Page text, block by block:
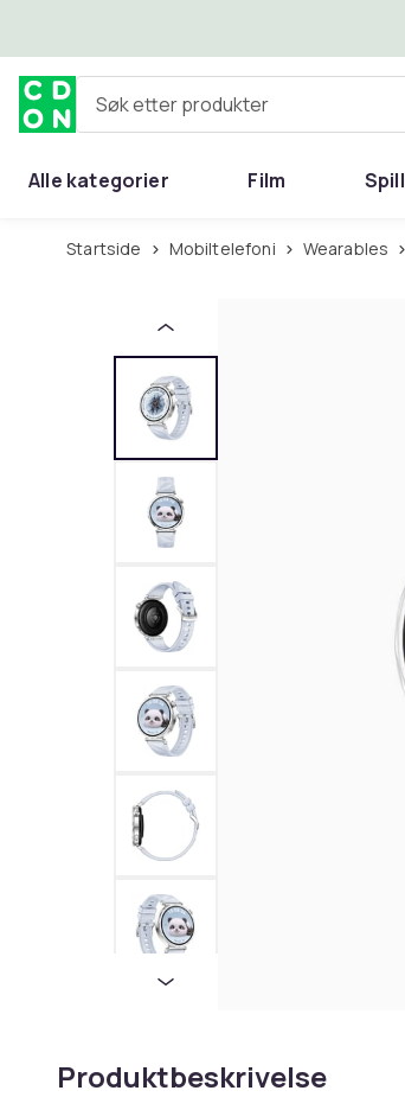
Søk etter produkter
Alle kategorier Film Spill
Startside Mobiltelefoni Wearables
Produktbeskrivelse